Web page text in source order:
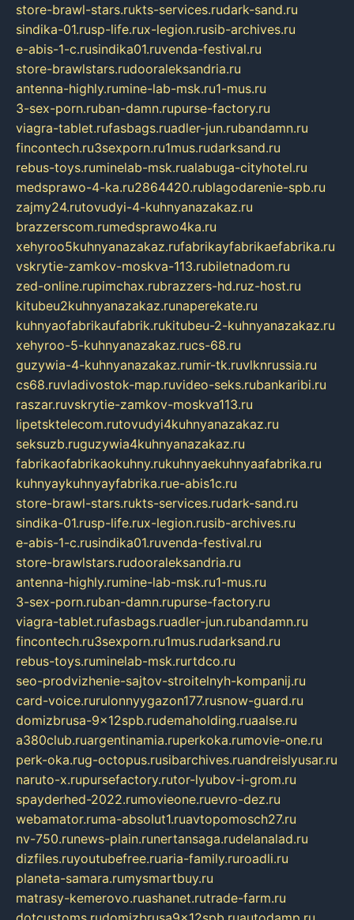
store-brawl-stars.rukts-services.rudark-sand.ru
sindika-01.rusp-life.rux-legion.rusib-archives.ru
e-abis-1-c.rusindika01.ruvenda-festival.ru
store-brawlstars.rudooraleksandria.ru
antenna-highly.rumine-lab-msk.ru1-mus.ru
3-sex-porn.ruban-damn.rupurse-factory.ru
viagra-tablet.rufasbags.ruadler-jun.rubandamn.ru
fincontech.ru3sexporn.ru1mus.rudarksand.ru
rebus-toys.ruminelab-msk.rualabuga-cityhotel.ru
medsprawo-4-ka.ru2864420.rublagodarenie-spb.ru
zajmy24.rutovudyi-4-kuhnyanazakaz.ru
brazzerscom.rumedsprawo4ka.ru
xehyroo5kuhnyanazakaz.rufabrikayfabrikaefabrika.ru
vskrytie-zamkov-moskva-113.rubiletnadom.ru
zed-online.rupimchax.rubrazzers-hd.ruz-host.ru
kitubeu2kuhnyanazakaz.runaperekate.ru
kuhnyaofabrikaufabrik.rukitubeu-2-kuhnyanazakaz.ru
xehyroo-5-kuhnyanazakaz.rucs-68.ru
guzywia-4-kuhnyanazakaz.rumir-tk.ruvlknrussia.ru
cs68.ruvladivostok-map.ruvideo-seks.rubankaribi.ru
raszar.ruvskrytie-zamkov-moskva113.ru
lipetsktelecom.rutovudyi4kuhnyanazakaz.ru
seksuzb.ruguzywia4kuhnyanazakaz.ru
fabrikaofabrikaokuhny.rukuhnyaekuhnyaafabrika.ru
kuhnyaykuhnyayfabrika.rue-abis1c.ru
store-brawl-stars.rukts-services.rudark-sand.ru
sindika-01.rusp-life.rux-legion.rusib-archives.ru
e-abis-1-c.rusindika01.ruvenda-festival.ru
store-brawlstars.rudooraleksandria.ru
antenna-highly.rumine-lab-msk.ru1-mus.ru
3-sex-porn.ruban-damn.rupurse-factory.ru
viagra-tablet.rufasbags.ruadler-jun.rubandamn.ru
fincontech.ru3sexporn.ru1mus.rudarksand.ru
rebus-toys.ruminelab-msk.rurtdco.ru
seo-prodvizhenie-sajtov-stroitelnyh-kompanij.ru
card-voice.rurulonnyygazon177.rusnow-guard.ru
domizbrusa-9x12spb.rudemaholding.ruaalse.ru
a380club.ruargentinamia.ruperkoka.rumovie-one.ru
perk-oka.rug-octopus.rusibarchives.ruandreislyusar.ru
naruto-x.rupursefactory.rutor-lyubov-i-grom.ru
spayderhed-2022.rumovieone.ruevro-dez.ru
webamator.ruma-absolut1.ruavtopomosch27.ru
nv-750.runews-plain.runertansaga.rudelanalad.ru
dizfiles.ruyoutubefree.ruaria-family.ruroadli.ru
planeta-samara.rumysmartbuy.ru
matrasy-kemerovo.ruashanet.rutrade-farm.ru